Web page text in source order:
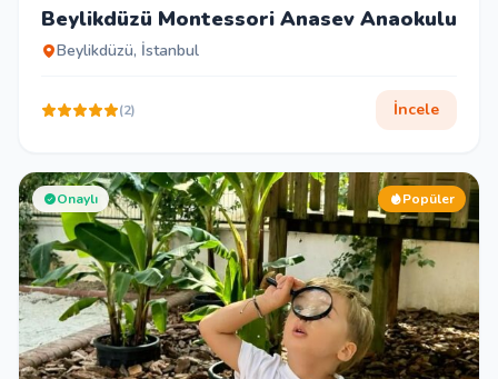
Beylikdüzü Montessori Anasev Anaokulu
Beylikdüzü, İstanbul
(2) İncele
Onaylı Popüler